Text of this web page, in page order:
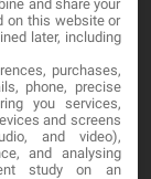
and share your
on this website or
later, including
purchases,
phone, precise
you services,
and screens
and video),
and analysing
study on an